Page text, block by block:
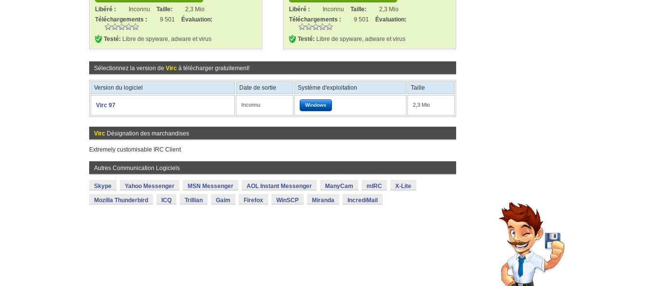
Libéré : Inconnu Taille:
2,3 Mio
Téléchargements :
9 501 Évaluation:
Testé: Libre de spyware, adware et virus
Libéré : Inconnu Taille:
2,3 Mio
Téléchargements :
9 501 Évaluation:
Testé: Libre de spyware, adware et virus
Sélectionnez la version de Virc à télécharger gratuitement!
Version du logiciel Date de sortie Système d'exploitation Taille
Virc 97 Inconnu Windows 2,3 Mio
Virc Désignation des marchandises
Extremely customisable IRC Client
Autres Communication Logiciels
Skype Yahoo Messenger MSN Messenger AOL Instant Messenger ManyCam mIRC X-Lite
Mozilla Thunderbird ICQ Trillian Gaim Firefox WinSCP Miranda IncrediMail